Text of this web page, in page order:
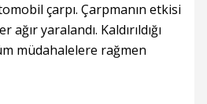
çarpı. Çarpmanın etkisi
yaralandı. Kaldırıldığı
müdahalelere rağmen